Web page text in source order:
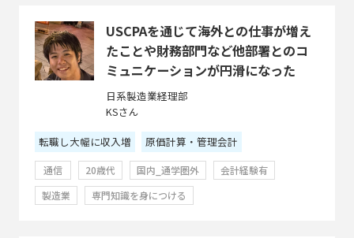
USCPAを通じて海外との仕事が増え
たことや財務部門など他部署とのコ
ミュニケーションが円滑になった
日系製造業経理部
KSさん
転職し大幅に収入増
原価計算・管理会計
通信 20歳代 国内_通学圏外
会計経験有
製造業
専門知識を身につける